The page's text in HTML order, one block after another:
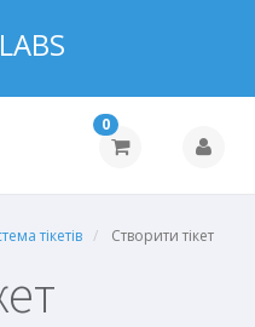
0
тікетів Створити тікет